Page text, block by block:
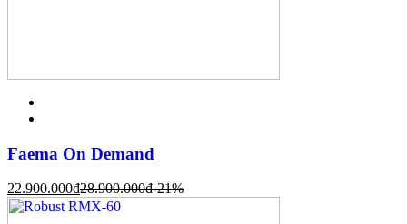
Faema On Demand
22.900.000đ28.900.000đ-21%